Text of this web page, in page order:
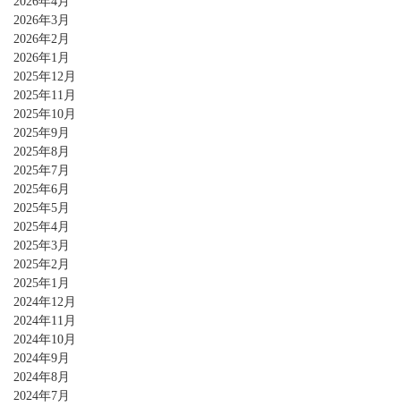
2026年3月
2026年2月
2026年1月
2025年12月
2025年11月
2025年10月
2025年9月
2025年8月
2025年7月
2025年6月
2025年5月
2025年4月
2025年3月
2025年2月
2025年1月
2024年12月
2024年11月
2024年10月
2024年9月
2024年8月
2024年7月